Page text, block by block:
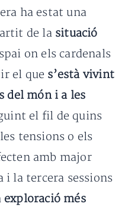
ha estat una
de la situació
on els cardenals
el que s’està vivint
del món i a les
el fil de quins
tensions o els
amb major
i la tercera sessions
exploració més